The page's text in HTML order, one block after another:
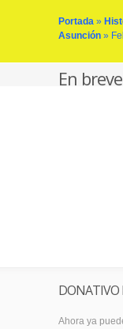
Portada »
Asunción »
En
DONATIVO
Ahora ya